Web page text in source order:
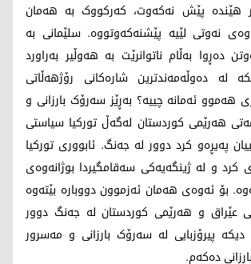
هێندە پێش نەکەوت، کەرکووک بە هەمان
نەوتی لێیە پێشنەکەوتووە. سلێمانی بە
دەڕوا بەڵام ناتوانرێت بە هەوڵیر بەراورد
لە دەوڵەمەندترین شارەکانی رۆژهەڵاتی
هەموو ئەمانە چییە؟ بەڕێز سەرۆک بارزانی و
هەرێمی کوردستان لەگەڵ تورکیا سیاستی
پەیڕەو کرد دوور لە جەنگ. ئابووری تورکیا
کرد و لە ژینگەیەکی سەقامگیردا بوژانەوەی
بۆ ئەوەی هەمان ئەزموون دووبارە بێتەوە
عێراق و هەرێمی کوردستان لە جەنگ دوور
پیرۆزبایی لە سەرۆک بارزانی و مەسرور
دەکەم.